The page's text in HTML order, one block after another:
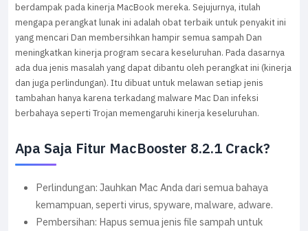
berdampak pada kinerja MacBook mereka. Sejujurnya, itulah
mengapa perangkat lunak ini adalah obat terbaik untuk penyakit ini
yang mencari Dan membersihkan hampir semua sampah Dan
meningkatkan kinerja program secara keseluruhan. Pada dasarnya
ada dua jenis masalah yang dapat dibantu oleh perangkat ini (kinerja
dan juga perlindungan). Itu dibuat untuk melawan setiap jenis
tambahan hanya karena terkadang malware Mac Dan infeksi
berbahaya seperti Trojan memengaruhi kinerja keseluruhan.
Apa Saja Fitur MacBooster 8.2.1 Crack?
Perlindungan: Jauhkan Mac Anda dari semua bahaya
kemampuan, seperti virus, spyware, malware, adware.
Pembersihan: Hapus semua jenis file sampah untuk